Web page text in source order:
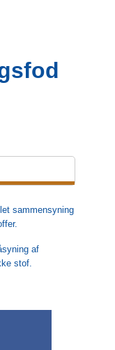
sammensyning
af
stof.